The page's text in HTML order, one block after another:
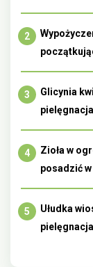
Glicynia
pielęgnacja
Zioła w
posadzić
Ułudka